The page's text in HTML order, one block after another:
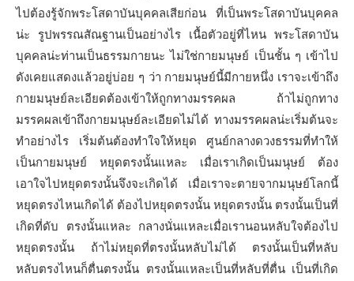
ไปต้องรู้จักพระโสดาบันบุคคลเสียก่อน ที่เป็นพระโสดาบันบุคคล
น่ะ รูปพรรณสัณฐานเป็นอย่างไร เนื้อตัวอยู่ที่ไหน พระโสดาบัน
บุคคลน่ะท่านเป็นธรรมกายนะ ไม่ใช่กายมนุษย์ เป็นชั้น ๆ เข้าไป
ดังเคยแสดงแล้วอยู่บ่อย ๆ ว่า กายมนุษย์นี้มีกายหนึ่ง เราจะเข้าถึง
กายมนุษย์ละเอียดต้องเข้าให้ถูกทางมรรคผล ถ้าไม่ถูกทาง
มรรคผลเข้าถึงกายมนุษย์ละเอียดไม่ได้ ทางมรรคผลน่ะเริ่มต้นจะ
ทำอย่างไร เริ่มต้นต้องทำใจให้หยุด ศูนย์กลางดวงธรรมที่ทำให้
เป็นกายมนุษย์ หยุดตรงนั้นแหละ เมื่อเราเกิดเป็นมนุษย์ ต้อง
เอาใจไปหยุดตรงนั้นจึงจะเกิดได้ เมื่อเราจะตายจากมนุษย์โลกนี้
หยุดตรงไหนเกิดได้ ต้องไปหยุดตรงนั้น หยุดตรงนั้น ตรงนั้นเป็นที่
เกิดที่ดับ ตรงนั้นแหละ กลางนั่นแหละเมื่อเรานอนหลับใจต้องไป
หยุดตรงนั้น ถ้าไม่หยุดที่ตรงนั้นหลับไม่ได้ ตรงนั้นเป็นที่หลับ
หลับตรงไหนก็ตื่นตรงนั้น ตรงนั้นแหละเป็นที่หลับที่ตื่น เป็นที่เกิด